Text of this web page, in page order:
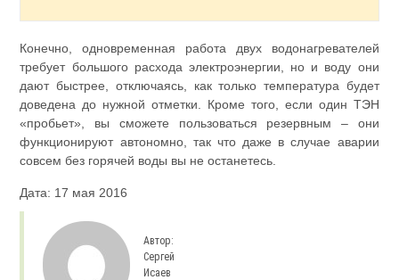
Конечно, одновременная работа двух водонагревателей
требует большого расхода электроэнергии, но и воду они
дают быстрее, отключаясь, как только температура будет
доведена до нужной отметки. Кроме того, если один ТЭН
«пробьет», вы сможете пользоваться резервным – они
функционируют автономно, так что даже в случае аварии
совсем без горячей воды вы не останетесь.
Дата: 17 мая 2016
Автор:
Сергей
Исаев